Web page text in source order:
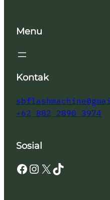
Menu
Kontak
+62 882 2890 3974
Sosial
Facebook Instagram X TikTok